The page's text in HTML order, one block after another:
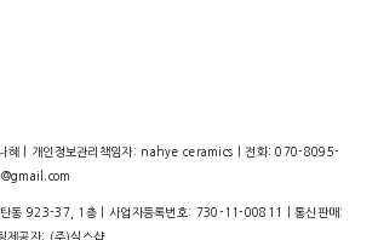
혜 | 개인정보관리책임자: nahye ceramics | 전화: 070-8095-
동 923-37, 1층 | 사업자등록번호: 730-11-00811
| 통신판매:
제공자: (주)식스샵